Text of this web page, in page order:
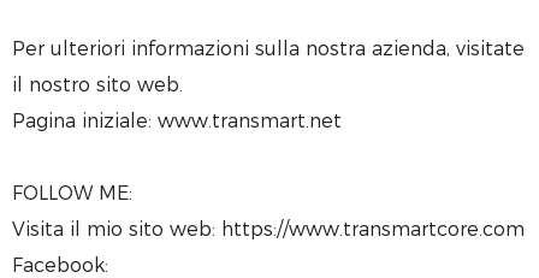
Per ulteriori informazioni sulla nostra azienda, visitate
il nostro sito web.
Pagina iniziale: www.transmart.net
FOLLOW ME:
Visita il mio sito web: https://www.transmartcore.com
Facebook: